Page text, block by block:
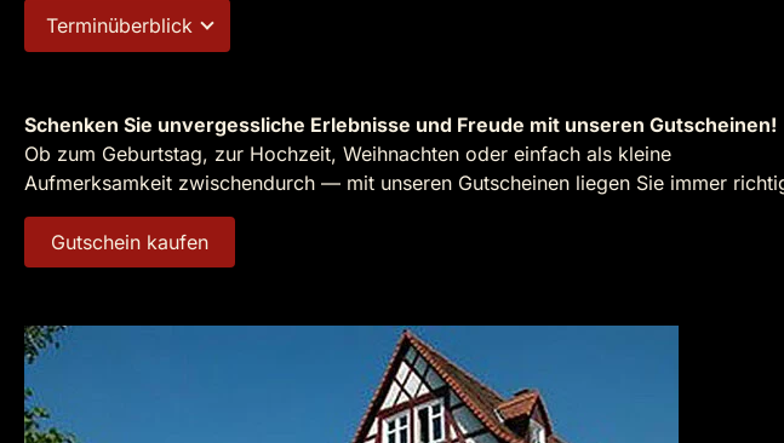
Terminüberblick
Schenken Sie unvergessliche Erlebnisse und Freude mit unseren Gutscheinen!
Ob zum Geburtstag, zur Hochzeit, Weihnachten oder einfach als kleine
Aufmerksamkeit zwischendurch — mit unseren Gutscheinen liegen Sie immer
Gutschein kaufen